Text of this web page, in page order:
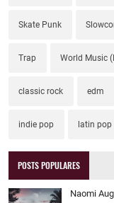
Skate Punk
Trap World Music
classic rock edm
indie pop latin pop
POSTS POPULARES
Naomi